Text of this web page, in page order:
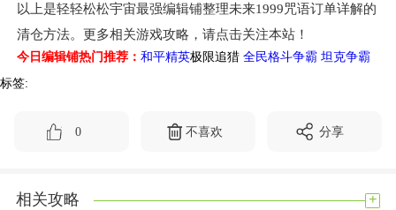
以上是轻轻松松宇宙最强编辑铺整理未来1999咒语订单详解的
清仓方法。更多相关游戏攻略，请点击关注本站！
今日编辑铺热门推荐：和平精英极限追猎全民格斗争霸 坦克争霸
标签:
0 不喜欢 分享
相关攻略 +